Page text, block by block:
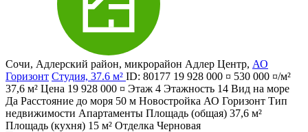
Сочи, Адлерский район, микрорайон Адлер Центр, АО
Горизонт Студия, 37.6 м² ID: 80177 19 928 000 ¤ 530 000 ¤/м²
37,6 м² Цена 19 928 000 ¤ Этаж 4 Этажность 14 Вид на море
Да Расстояние до моря 50 м Новостройка АО Горизонт Тип
недвижимости Апартаменты Площадь (общая) 37,6 м²
Площадь (кухня) 15 м² Отделка Черновая